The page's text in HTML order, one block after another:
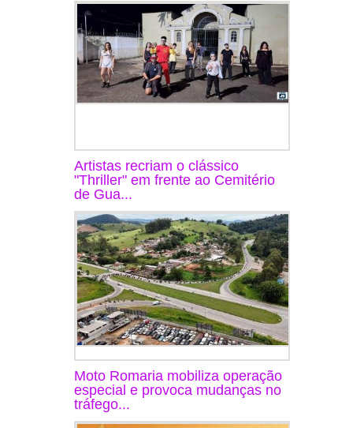
Artistas recriam o clássico
"Thriller" em frente ao Cemitério
de Gua...
Moto Romaria mobiliza operação
especial e provoca mudanças no
tráfego...